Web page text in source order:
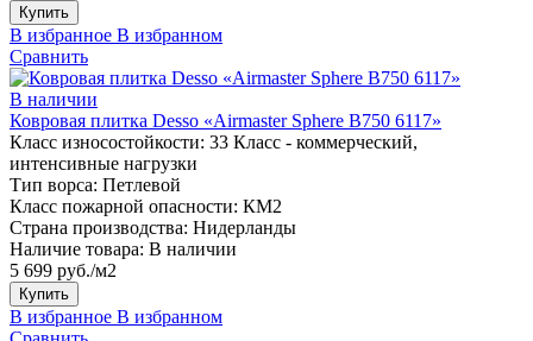
Купить
В избранное В избранном
Сравнить
В наличии
Ковровая плитка Desso «Airmaster Sphere B750 6117»
Класс износостойкости: 33 Класс - коммерческий,
интенсивные нагрузки
Тип ворса: Петлевой
Класс пожарной опасности: КМ2
Страна производства: Нидерланды
Наличие товара: В наличии
5 699 руб./м2
Купить
В избранное В избранном